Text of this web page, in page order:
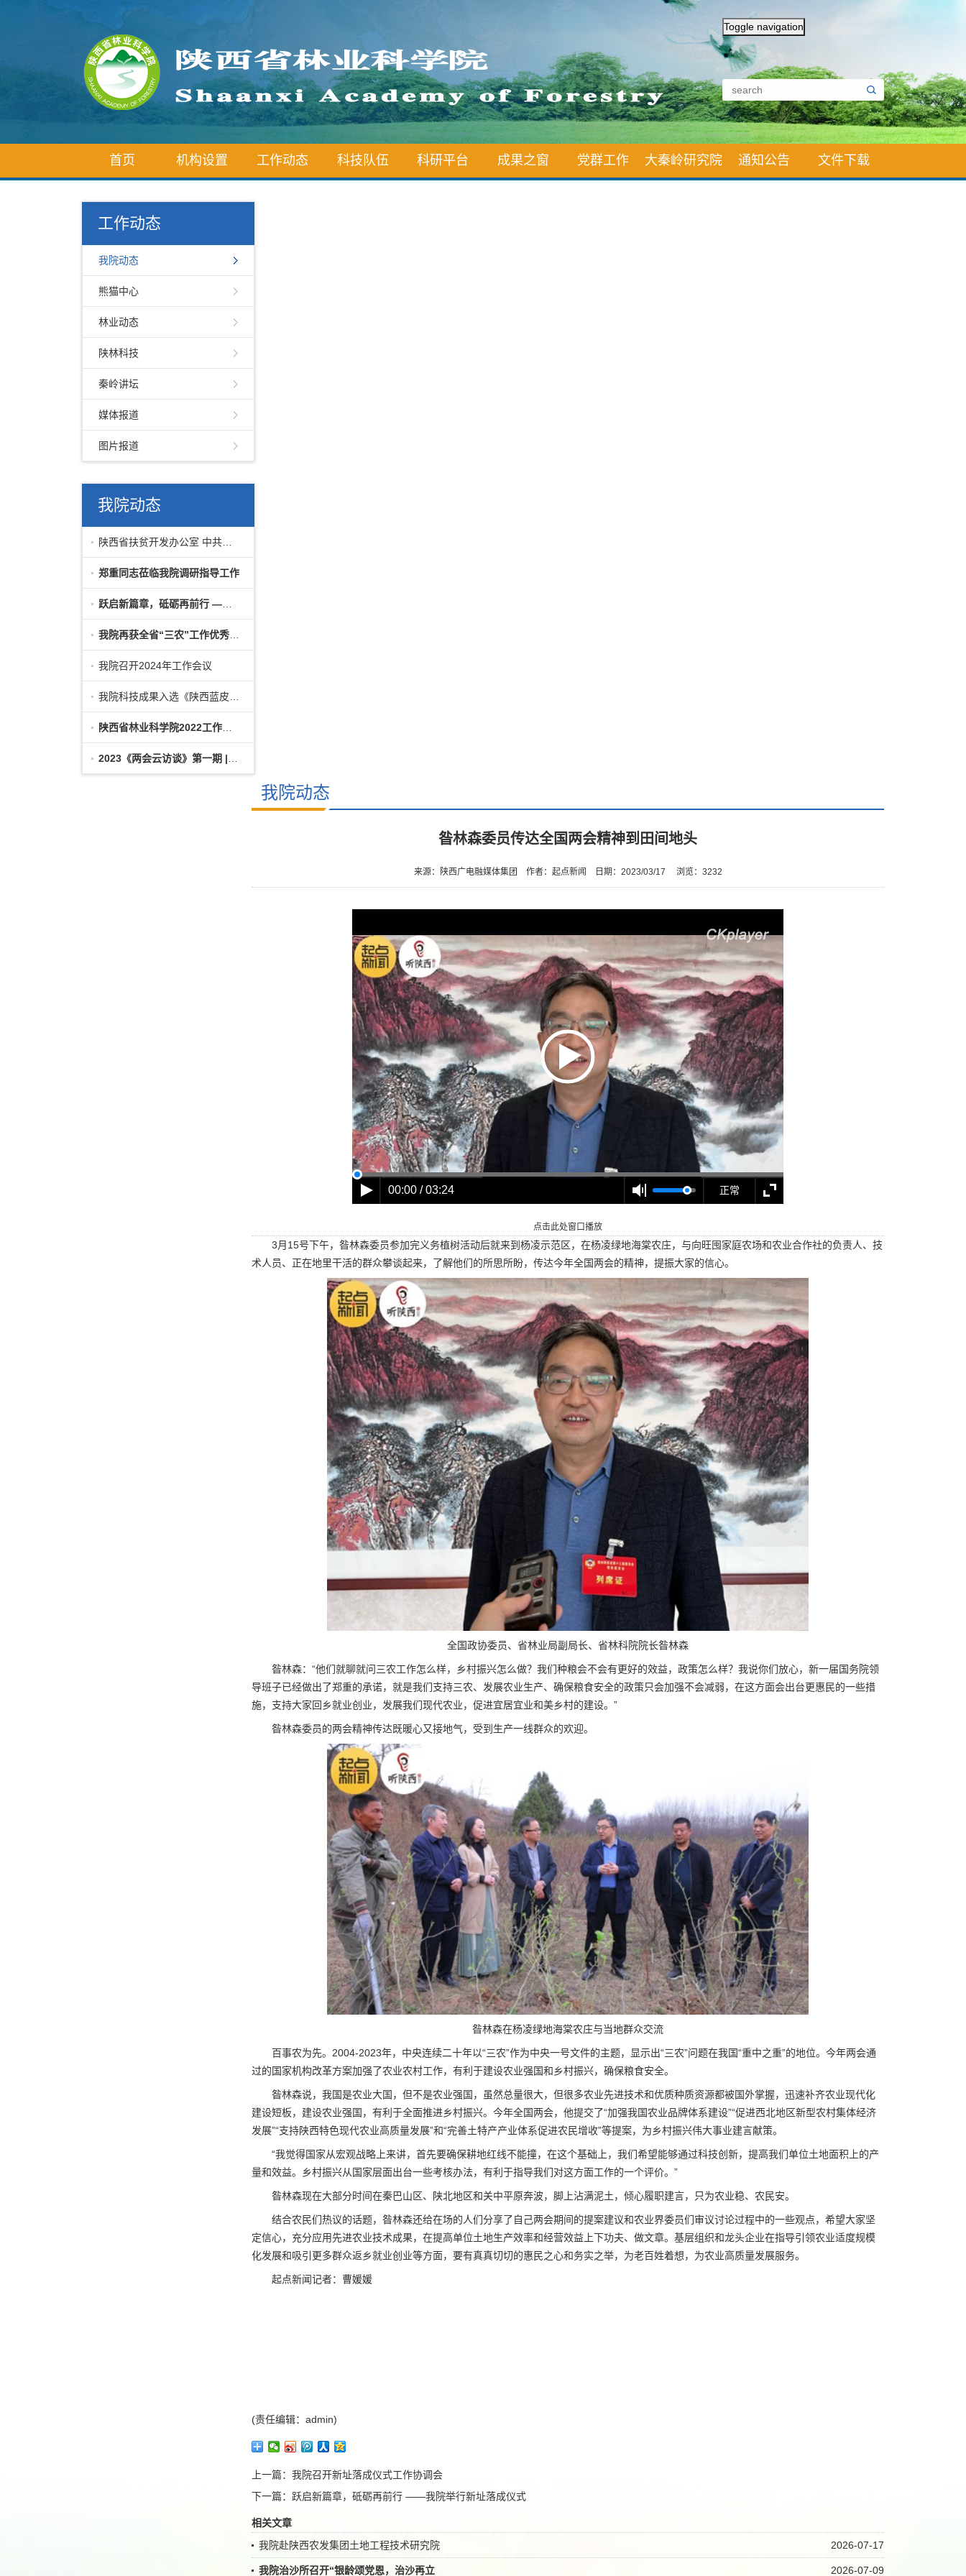
Toggle navigation
首页 机构设置 工作动态 科技队伍 科研平台 成果之窗 党群工作 大秦岭研究院 通知公告 文件下载
工作动态
我院动态
熊猫中心
林业动态
陕林科技
秦岭讲坛
媒体报道
图片报道
我院动态
郑重同志莅临我院调研指导工作
我院召开2024年工作会议
我院动态
昝林森委员传达全国两会精神到田间地头
来源：陕西广电融媒体集团 作者：起点新闻 日期：2023/03/17 浏览： 3232
00:00 / 03:24 正常
点击此处窗口播放
3月15号下午，昝林森委员参加完义务植树活动后就来到杨凌示范区，在杨凌绿地海棠农庄，与向旺囤家庭农场和农业合作社的负责人、技
术人员、正在地里干活的群众攀谈起来，了解他们的所思所盼，传达今年全国两会的精神，提振大家的信心。
全国政协委员、省林业局副局长、省林科院院长昝林森
昝林森：“他们就聊就问三农工作怎么样，乡村振兴怎么做？我们种粮会不会有更好的效益，政策怎么样？我说你们放心，新一届国务院领
导班子已经做出了郑重的承诺，就是我们支持三农、发展农业生产、确保粮食安全的政策只会加强不会减弱，在这方面会出台更惠民的一些措
施，支持大家回乡就业创业，发展我们现代农业，促进宜居宜业和美乡村的建设。”
昝林森委员的两会精神传达既暖心又接地气，受到生产一线群众的欢迎。
昝林森在杨凌绿地海棠农庄与当地群众交流
百事农为先。2004-2023年，中央连续二十年以“三农”作为中央一号文件的主题，显示出“三农”问题在我国“重中之重”的地位。今年两会通
过的国家机构改革方案加强了农业农村工作，有利于建设农业强国和乡村振兴，确保粮食安全。
昝林森说，我国是农业大国，但不是农业强国，虽然总量很大，但很多农业先进技术和优质种质资源都被国外掌握，迅速补齐农业现代化
建设短板，建设农业强国，有利于全面推进乡村振兴。今年全国两会，他提交了“加强我国农业品牌体系建设”“促进西北地区新型农村集体经济
发展”“支持陕西特色现代农业高质量发展”和“完善土特产产业体系促进农民增收”等提案，为乡村振兴伟大事业建言献策。
“我觉得国家从宏观战略上来讲，首先要确保耕地红线不能撞，在这个基础上，我们希望能够通过科技创新，提高我们单位土地面积上的产
量和效益。乡村振兴从国家层面出台一些考核办法，有利于指导我们对这方面工作的一个评价。”
昝林森现在大部分时间在秦巴山区、陕北地区和关中平原奔波，脚上沾满泥土，倾心履职建言，只为农业稳、农民安。
结合农民们热议的话题，昝林森还给在场的人们分享了自己两会期间的提案建议和农业界委员们审议讨论过程中的一些观点，希望大家坚
定信心，充分应用先进农业技术成果，在提高单位土地生产效率和经营效益上下功夫、做文章。基层组织和龙头企业在指导引领农业适度规模
化发展和吸引更多群众返乡就业创业等方面，要有真真切切的惠民之心和务实之举，为老百姓着想，为农业高质量发展服务。
起点新闻记者：曹媛媛
(责任编辑：admin)
上一篇： 我院召开新址落成仪式工作协调会
下一篇： 跃启新篇章，砥砺再前行 ——我院举行新址落成仪式
相关文章
2026-07-17
我院赴陕西农发集团土地工程技术研究院
2026-07-09
我院治沙所召开“银龄颂党恩，治沙再立